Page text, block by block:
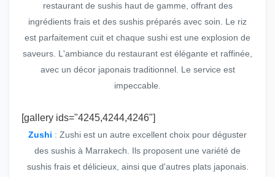
restaurant de sushis haut de gamme, offrant des
ingrédients frais et des sushis préparés avec soin. Le riz
est parfaitement cuit et chaque sushi est une explosion de
saveurs. L'ambiance du restaurant est élégante et raffinée,
avec un décor japonais traditionnel. Le service est
impeccable.
[gallery ids="4245,4244,4246"]
Zushi : Zushi est un autre excellent choix pour déguster
des sushis à Marrakech. Ils proposent une variété de
sushis frais et délicieux, ainsi que d'autres plats japonais.